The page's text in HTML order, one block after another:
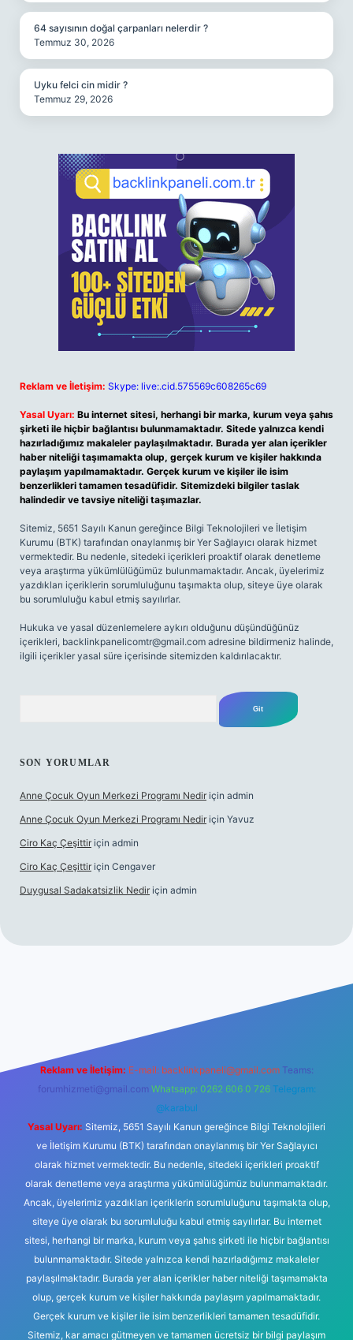
64 sayısının doğal çarpanları nelerdir ?
Temmuz 30, 2026
Uyku felci cin midir ?
Temmuz 29, 2026
Reklam ve İletişim: Skype: live:.cid.575569c608265c69
Yasal Uyarı: Bu internet sitesi, herhangi bir marka, kurum veya şahıs
şirketi ile hiçbir bağlantısı bulunmamaktadır. Sitede yalnızca kendi
hazırladığımız makaleler paylaşılmaktadır. Burada yer alan içerikler
haber niteliği taşımamakta olup, gerçek kurum ve kişiler hakkında
paylaşım yapılmamaktadır. Gerçek kurum ve kişiler ile isim
benzerlikleri tamamen tesadüfidir. Sitemizdeki bilgiler taslak
halindedir ve tavsiye niteliği taşımazlar.
Sitemiz, 5651 Sayılı Kanun gereğince Bilgi Teknolojileri ve İletişim
Kurumu (BTK) tarafından onaylanmış bir Yer Sağlayıcı olarak hizmet
vermektedir. Bu nedenle, sitedeki içerikleri proaktif olarak denetleme
veya araştırma yükümlülüğümüz bulunmamaktadır. Ancak, üyelerimiz
yazdıkları içeriklerin sorumluluğunu taşımakta olup, siteye üye olarak
bu sorumluluğu kabul etmiş sayılırlar.
Hukuka ve yasal düzenlemelere aykırı olduğunu düşündüğünüz
içerikleri, backlinkpanelicomtr@gmail.com adresine bildirmeniz halinde,
ilgili içerikler yasal süre içerisinde sitemizden kaldırılacaktır.
SON YORUMLAR
Anne Çocuk Oyun Merkezi Programı Nedir için admin
Anne Çocuk Oyun Merkezi Programı Nedir için Yavuz
Ciro Kaç Çeşittir için admin
Ciro Kaç Çeşittir için Cengaver
Duygusal Sadakatsizlik Nedir için admin
Reklam ve İletişim: E-mail: backlinkpaneli@gmail.com Teams:
forumhizmeti@gmail.com Whatsapp: 0262 606 0 726 Telegram:
@karabul
Yasal Uyarı: Sitemiz, 5651 Sayılı Kanun gereğince Bilgi Teknolojileri
ve İletişim Kurumu (BTK) tarafından onaylanmış bir Yer Sağlayıcı
olarak hizmet vermektedir. Bu nedenle, sitedeki içerikleri proaktif
olarak denetleme veya araştırma yükümlülüğümüz bulunmamaktadır.
Ancak, üyelerimiz yazdıkları içeriklerin sorumluluğunu taşımakta olup,
siteye üye olarak bu sorumluluğu kabul etmiş sayılırlar. Bu internet
sitesi, herhangi bir marka, kurum veya şahıs şirketi ile hiçbir bağlantısı
bulunmamaktadır. Sitede yalnızca kendi hazırladığımız makaleler
paylaşılmaktadır. Burada yer alan içerikler haber niteliği taşımamakta
olup, gerçek kurum ve kişiler hakkında paylaşım yapılmamaktadır.
Gerçek kurum ve kişiler ile isim benzerlikleri tamamen tesadüfidir.
Sitemiz, kar amacı gütmeyen ve tamamen ücretsiz bir bilgi paylaşım